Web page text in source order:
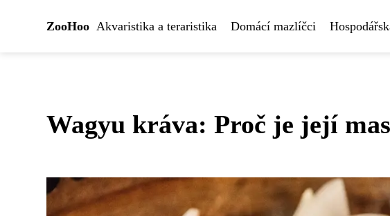
ZooHoo Akvaristika a teraristika Domácí mazlíčci
Wagyu kráva: Proč je její